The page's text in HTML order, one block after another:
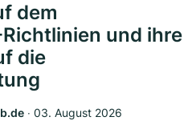
dem
und ihre
die
‧ 03. August 2026